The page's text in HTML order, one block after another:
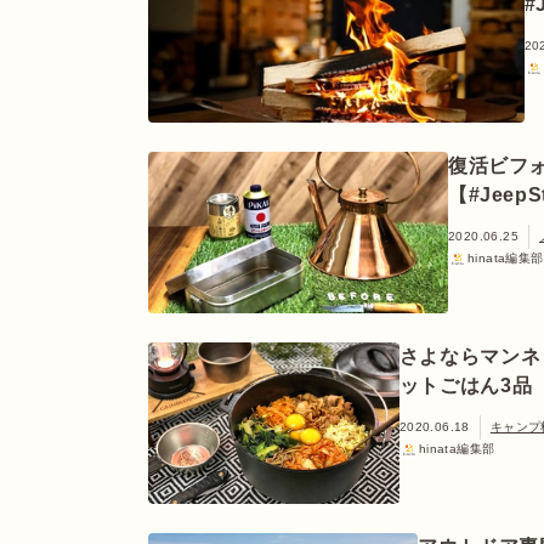
復活ビフ
【
2020.06.25
hinata編集部
さよならマン
ットごはん3品
2020.06.18
キャンプ
hinata編集部